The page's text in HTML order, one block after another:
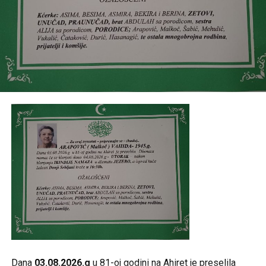
Share Post
Share
Dana 03.08.2026.g u 81-oj godini na Ahiret je preselila